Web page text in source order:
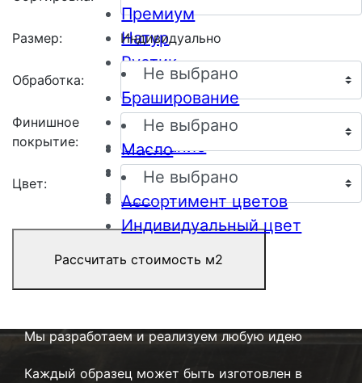
Премиум
Натур
Рустик
Размер: Индивидуально
Обработка:
Не выбрано
Браширование
Пескоструйная обработка
Строгание
Античное старение
Пиление
Финишное
покрытие:
Не выбрано
Масло
Масло-воск
Лак
Цвет:
Не выбрано
Ассортимент цветов
Индивидуальный цвет
Рассчитать стоимость м2
Мы разработаеми реализуем любую идею
Каждый образец может быть изготовлен в